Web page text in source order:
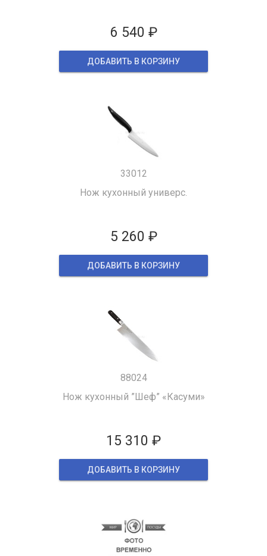
6 540 ₽
ДОБАВИТЬ В КОРЗИНУ
33012
Нож кухонный универс.
5 260 ₽
ДОБАВИТЬ В КОРЗИНУ
88024
Нож кухонный ”Шеф” «Касуми»
15 310 ₽
ДОБАВИТЬ В КОРЗИНУ